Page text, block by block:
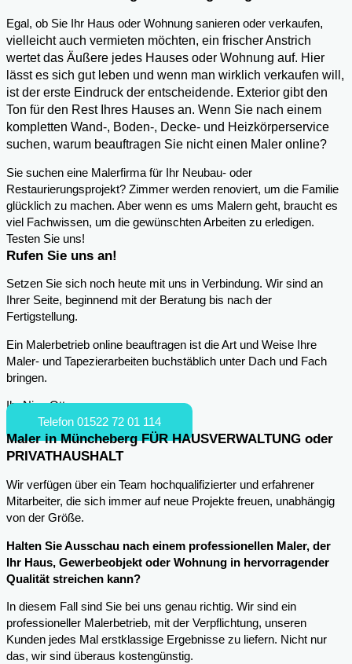
Egal, ob Sie Ihr Haus oder Wohnung sanieren oder verkaufen,
vielleicht auch vermieten möchten, ein frischer Anstrich
wertet das Äußere jedes Hauses oder Wohnung auf. Hier
lässt es sich gut leben und wenn man wirklich verkaufen will,
ist der erste Eindruck der entscheidende. Exterior gibt den
Ton für den Rest Ihres Hauses an. Wenn Sie nach einem
kompletten Wand-, Boden-, Decke- und Heizkörperservice
suchen, warum beauftragen Sie nicht einen Maler online?
Sie suchen eine Malerfirma für Ihr Neubau- oder
Restaurierungsprojekt? Zimmer werden renoviert, um die Familie
glücklich zu machen. Aber wenn es ums Malern geht, braucht es
viel Fachwissen, um die gewünschten Arbeiten zu erledigen.
Testen Sie uns!
Rufen Sie uns an!
Setzen Sie sich noch heute mit uns in Verbindung. Wir sind an
Ihrer Seite, beginnend mit der Beratung bis nach der
Fertigstellung.
Ein Malerbetrieb online beauftragen ist die Art und Weise Ihre
Maler- und Tapezierarbeiten buchstäblich unter Dach und Fach
bringen.
Ihr Nico Otto
Telefon 01522 72 01 114
Maler in Müncheberg FÜR HAUSVERWALTUNG oder
PRIVATHAUSHALT
Wir verfügen über ein Team hochqualifizierter und erfahrener
Mitarbeiter, die sich immer auf neue Projekte freuen, unabhängig
von der Größe.
Halten Sie Ausschau nach einem professionellen Maler, der
Ihr Haus, Gewerbeobjekt oder Wohnung in hervorragender
Qualität streichen kann?
In diesem Fall sind Sie bei uns genau richtig. Wir sind ein
professioneller Malerbetrieb, mit der Verpflichtung, unseren
Kunden jedes Mal erstklassige Ergebnisse zu liefern. Nicht nur
das, wir sind überaus kostengünstig.